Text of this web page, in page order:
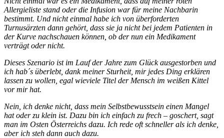
Allergieliste stand oder die Infusion war für meine Nachbarin
bestimmt. Und nicht einmal habe ich von überforderten
Turnusärzten dann gehört, dass sie ja nicht bei jedem Patienten in
der Kurve nachschauen können, ob der nun ein Medikament
verträgt oder nicht.
Dieses Szenario ist im Lauf der Jahre zum Glück ausgestorben und
ich hab´s überlebt, dank meiner Sturheit, mir jedes Ding erklären
lassen zu wollen, egal wieviele Titel der Mensch im weißen Kittel
vor mir hat.
Nein, ich denke nicht, dass mein Selbstbewusstsein einen Mangel
hat oder zu klein ist. Dazu bin ich einfach zu frech – goschert, sagt
man im Osten Österreichs dazu. Ich rede oft schneller als ich denke,
aber ich steh dann auch dazu.